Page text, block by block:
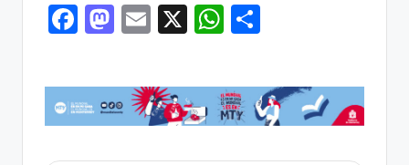
F
c
e
b
M
st
o
d
E
ai
l
X
W
a
ts
A
m
p
ar